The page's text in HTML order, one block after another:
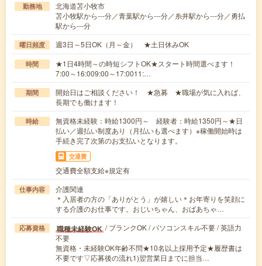
勤務地
北海道苫小牧市
苫小牧駅から---分／青葉駅から---分／糸井駅から---分／勇払
駅から---分
曜日頻度 週3日～5日OK（月～金） ★土日休みOK
時間
★1日4時間～の時短シフトOK★スタート時間選べます！
7:00～16:009:00～17:0011:…
期間
開始日はご相談ください！ ★急募 ★職場が気に入れば、
長期でも働けます！
時給
無資格未経験：時給1300円～ 経験者：時給1350円～★日
払い／週払い制度あり（月払いも選べます）※稼働開始時は
手続き完了次第のお支払いとなります。
交通費
交通費全額支給※規定有
仕事内容
介護関連
＊入居者の方の「ありがとう」が嬉しい＊お年寄りを笑顔に
する介護のお仕事です。おじいちゃん、おばあちゃ…
応募資格 職種未経験OK / ブランクOK / パソコンスキル不要 / 英語力
不要
無資格・未経験OK年齢不問★10名以上採用予定★履歴書は
不要です▽応募後の流れ1)翌営業日までに担当…